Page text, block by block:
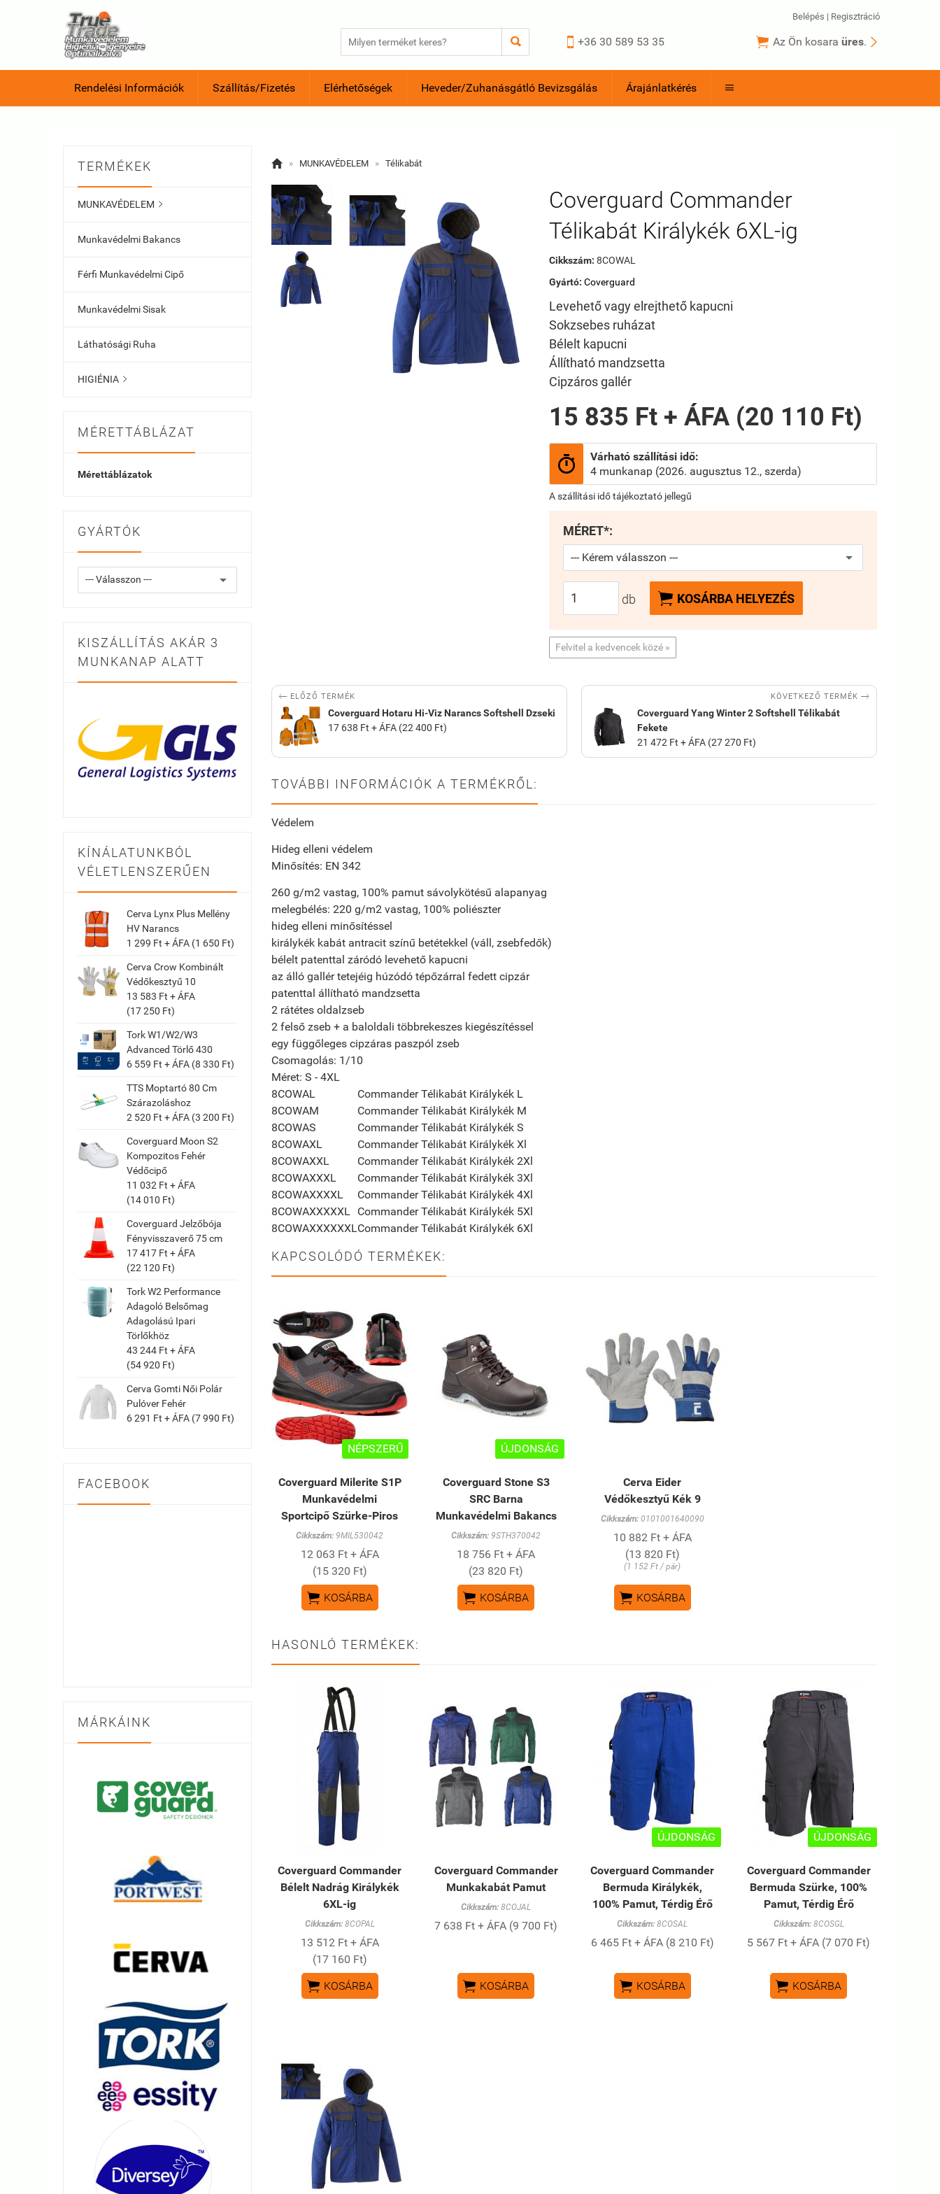
  +36 30 589 53 35  Az Ön kosara üres. 
Belépés | Regisztráció
Rendelési Információk Szállítás/Fizetés Elérhetőségek Heveder/Zuhanásgátló Bevizsgálás Árajánlatkérés 
TERMÉKEK
MUNKAVÉDELEM 
Munkavédelmi Bakancs
Férfi Munkavédelmi Cipő
Munkavédelmi Sisak
Láthatósági Ruha
HIGIÉNIA 
MÉRETTÁBLÁZAT
Mérettáblázatok
GYÁRTÓK
KISZÁLLÍTÁS AKÁR 3
MUNKANAP ALATT
KÍNÁLATUNKBÓL
VÉLETLENSZERŰEN
Cerva Lynx Plus Mellény
HV Narancs
1 299 Ft + ÁFA (1 650 Ft)
Cerva Crow Kombinált
Védőkesztyű 10
13 583 Ft + ÁFA
(17 250 Ft)
Tork W1/W2/W3
Advanced Törlő 430
6 559 Ft + ÁFA (8 330 Ft)
TTS Moptartó 80 Cm
Szárazoláshoz
2 520 Ft + ÁFA (3 200 Ft)
Coverguard Moon S2
Kompozitos Fehér
Védőcipő
11 032 Ft + ÁFA
(14 010 Ft)
Coverguard Jelzőbója
Fényvisszaverő 75 cm
17 417 Ft + ÁFA
(22 120 Ft)
Tork W2 Performance
Adagoló Belsőmag
Adagolású Ipari
Törlőkhöz
43 244 Ft + ÁFA
(54 920 Ft)
Cerva Gomti Női Polár
Pulóver Fehér
6 291 Ft + ÁFA (7 990 Ft)
FACEBOOK
MÁRKÁINK
 » MUNKAVÉDELEM » Télikabát
Coverguard Commander
Télikabát Királykék 6XL-ig
Cikkszám: 8COWAL
Gyártó:Coverguard
Levehető vagy elrejthető kapucni
Sokzsebes ruházat
Bélelt kapucni
Állítható mandzsetta
Cipzáros gallér
15 835 Ft + ÁFA (20 110 Ft)

Várható szállítási idő:
4 munkanap (2026. augusztus 12., szerda)
A szállítási idő tájékoztató jellegű
MÉRET*:
db  KOSÁRBA HELYEZÉS
Felvitel a kedvencek közé »
 ELŐZŐ TERMÉK
Coverguard Hotaru Hi-Viz Narancs Softshell Dzseki
17 638 Ft + ÁFA (22 400 Ft)
KÖVETKEZŐ TERMÉK 
Coverguard Yang Winter 2 Softshell Télikabát
Fekete
21 472 Ft + ÁFA (27 270 Ft)
TOVÁBBI INFORMÁCIÓK A TERMÉKRŐL:
Védelem
Hideg elleni védelem
Minősítés: EN 342
260 g/m2 vastag, 100% pamut sávolykötésű alapanyag
melegbélés: 220 g/m2 vastag, 100% poliészter
hideg elleni minősítéssel
királykék kabát antracit színű betétekkel (váll, zsebfedők)
bélelt patenttal záródó levehető kapucni
az álló gallér tetejéig húzódó tépőzárral fedett cipzár
patenttal állítható mandzsetta
2 rátétes oldalzseb
2 felső zseb + a baloldali többrekeszes kiegészítéssel
egy függőleges cipzáras paszpól zseb
Csomagolás: 1/10
Méret: S - 4XL
8COWAL
Commander Télikabát Királykék L
8COWAM
Commander Télikabát Királykék M
8COWAS
Commander Télikabát Királykék S
8COWAXL
Commander Télikabát Királykék Xl
8COWAXXL
Commander Télikabát Királykék 2Xl
8COWAXXXL
Commander Télikabát Királykék 3Xl
8COWAXXXXL
Commander Télikabát Királykék 4Xl
8COWAXXXXXL Commander Télikabát Királykék 5Xl
8COWAXXXXXXLCommander Télikabát Királykék 6Xl
KAPCSOLÓDÓ TERMÉKEK:
NÉPSZERŰ
Coverguard Milerite S1P
Munkavédelmi
Sportcipő Szürke-Piros
Cikkszám: 9MIL530042
12 063 Ft + ÁFA
(15 320 Ft)
 KOSÁRBA
ÚJDONSÁG
Coverguard Stone S3
SRC Barna
Munkavédelmi Bakancs
Cikkszám: 9STH370042
18 756 Ft + ÁFA
(23 820 Ft)
 KOSÁRBA
Cerva Eider
Védőkesztyű Kék 9
Cikkszám:0101001640090
10 882 Ft + ÁFA
(13 820 Ft)
(1 152 Ft / pár)
 KOSÁRBA
HASONLÓ TERMÉKEK:
Coverguard Commander
Bélelt Nadrág Királykék
6XL-ig
Cikkszám:8COPAL
13 512 Ft + ÁFA
(17 160 Ft)
 KOSÁRBA
Coverguard Commander
Munkakabát Pamut
Cikkszám: 8COJAL
7 638 Ft + ÁFA (9 700 Ft)
 KOSÁRBA
ÚJDONSÁG
Coverguard Commander
Bermuda Királykék,
100% Pamut, Térdig Érő
Cikkszám: 8COSAL
6 465 Ft + ÁFA (8 210 Ft)
 KOSÁRBA
ÚJDONSÁG
Coverguard Commander
Bermuda Szürke, 100%
Pamut, Térdig Érő
Cikkszám:8COSGL
5 567 Ft + ÁFA (7 070 Ft)
 KOSÁRBA